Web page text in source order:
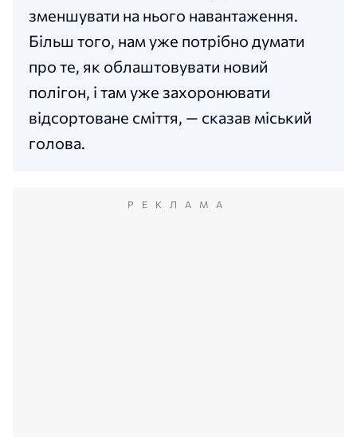
зменшувати на нього навантаження.
Більш того, нам уже потрібно думати
про те, як облаштовувати новий
полігон, і там уже захоронювати
відсортоване сміття, — сказав міський
голова.
РЕКЛАМА